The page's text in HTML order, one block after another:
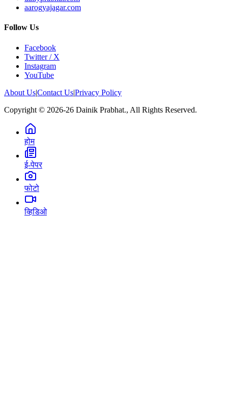
aarogyajagar.com
Follow Us
Facebook
Twitter / X
Instagram
YouTube
About Us|Contact Us|Privacy Policy
Copyright © 2026-26 Dainik Prabhat., All Rights Reserved.
होम
ई-पेपर
फोटो
व्हिडिओ